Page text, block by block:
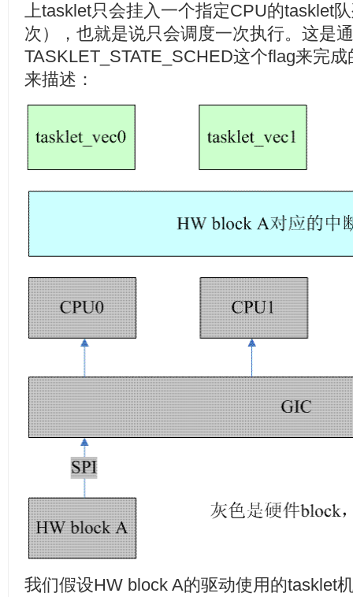
上tasklet只会挂入一个指定CPU的tasklet
次），也就是说只会调度一次执行。这是
TASKLET_STATE_SCHED这个flag来完
来描述：
我们假设HW block A的驱动使用的tasklet